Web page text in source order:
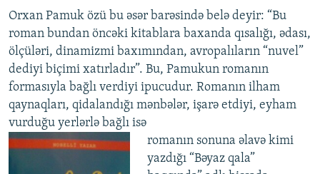
Orxan Pamuk özü bu əsər barəsində belə deyir: “Bu
roman bundan öncəki kitablara baxanda qısalığı, ədası,
ölçüləri, dinamizmi baxımından, avropalıların “nuvel”
dediyi biçimi xatırladır”. Bu, Pamukun romanın
formasıyla bağlı verdiyi ipucudur. Romanın ilham
qaynaqları, qidalandığı mənbələr, işarə etdiyi, eyham
vurduğu yerlərlə bağlı isə
romanın sonuna əlavə kimi
yazdığı “Bəyaz qala”